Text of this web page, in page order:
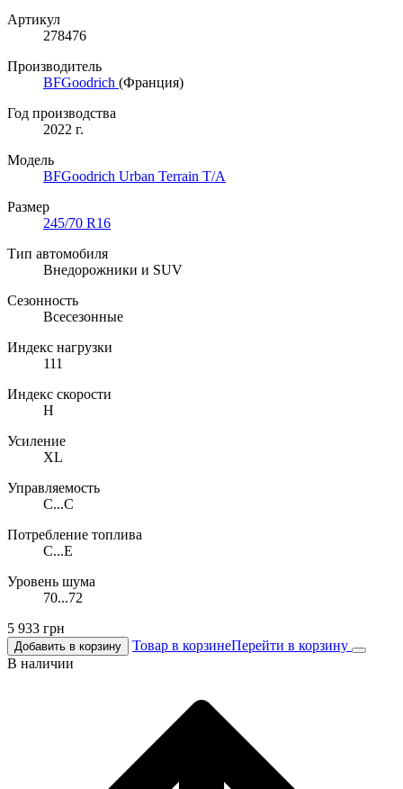
Артикул
278476
Производитель
BFGoodrich (Франция)
Год производства
2022 г.
Модель
BFGoodrich Urban Terrain T/A
Размер
245/70 R16
Тип автомобиля
Внедорожники и SUV
Сезонность
Всесезонные
Индекс нагрузки
111
Индекс скорости
H
Усиление
XL
Управляемость
C...C
Потребление топлива
C...E
Уровень шума
70...72
5 933 грн
Добавить в корзину Товар в корзинеПерейти в корзину
В наличии